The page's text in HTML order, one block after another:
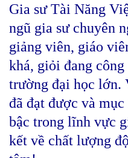
Gia sư Tài Năng
ngũ gia sư chuyên
giảng viên, giáo
khá, giỏi đang
trường đại học lớn.
đã đạt được và
bậc trong lĩnh vực
kết về chất lượng